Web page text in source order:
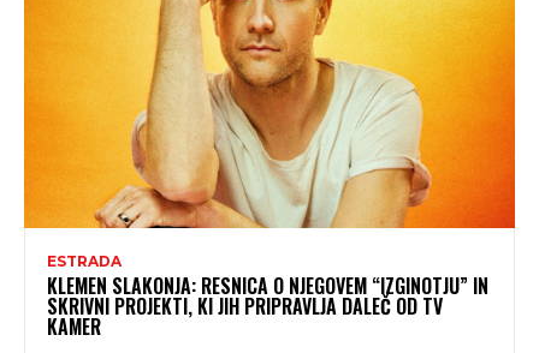
ESTRADA
KLEMEN SLAKONJA: RESNICA O NJEGOVEM “IZGINOTJU” IN
SKRIVNI PROJEKTI, KI JIH PRIPRAVLJA DALEČ OD TV
KAMER